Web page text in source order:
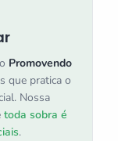
Promovendo
que pratica o
Nossa
toda sobra é
.